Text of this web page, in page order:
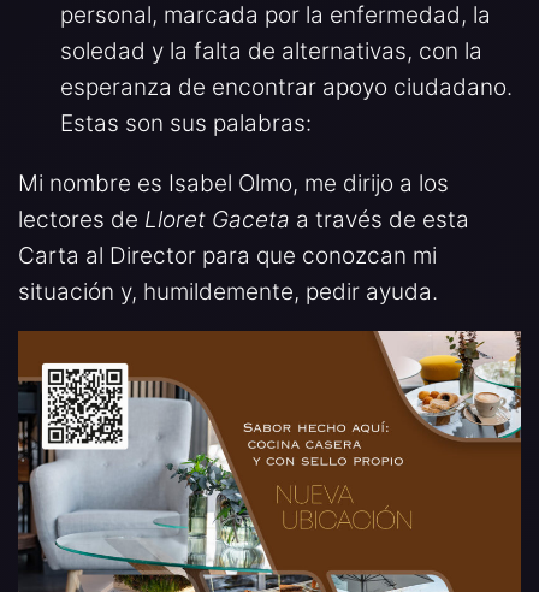
personal, marcada por la enfermedad, la
soledad y la falta de alternativas, con la
esperanza de encontrar apoyo ciudadano.
Estas son sus palabras:
Mi nombre es Isabel Olmo, me dirijo a los
lectores de Lloret Gaceta a través de esta
Carta al Director para que conozcan mi
situación y, humildemente, pedir ayuda.